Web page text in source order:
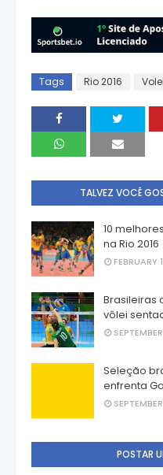
Tags Rio 2016
TALVEZ VOCÊ
10
na Rio 2016
FEBRUARY
Brasileiras
vôlei
Seleção
enfrenta
POSTAR